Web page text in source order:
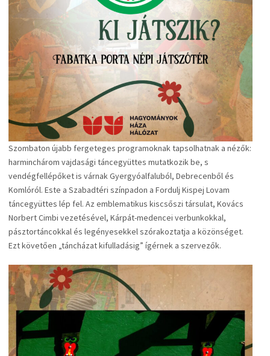
Szombaton újabb fergeteges programoknak tapsolhatnak a nézők:
harminchárom vajdasági táncegyüttes mutatkozik be, s
vendégfellépőket is várnak Gyergyóalfaluból, Debrecenből és
Komlóról. Este a Szabadtéri színpadon a Fordulj Kispej Lovam
táncegyüttes lép fel. Az emblematikus kiscsőszi társulat, Kovács
Norbert Cimbi vezetésével, Kárpát-medencei verbunkokkal,
pásztortáncokkal és legényesekkel szórakoztatja a közönséget.
Ezt követően „táncházat kifulladásig” ígérnek a szervezők.